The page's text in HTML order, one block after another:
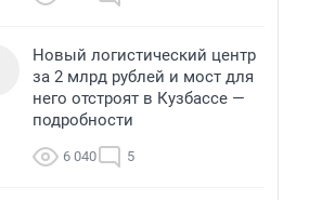
Новый логистический центр
за 2 млрд рублей и мост для
него отстроят в Кузбассе —
подробности
6 040 5